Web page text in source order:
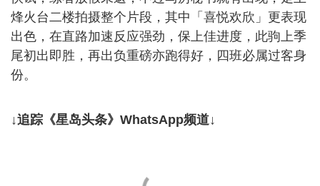
烽火台二楼拍摄整个片段，其中「喜悦欢欣」更表现
出色，在直路加速反应强劲，保上佳进度，此驹上季
尾初出即胜，再出负重磅亦跑得好，四班必属过客身
份。
↓追踪《星岛头条》WhatsApp频道↓